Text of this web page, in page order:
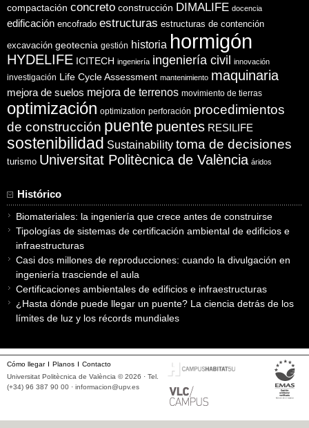
compactación concreto construcción DIMALIFE docencia
edificación encofrado estructuras estructuras de contención
excavación geotecnia gestión historia hormigón
HYDELIFE ICITECH ingeniería ingeniería civil innovación
investigación Life Cycle Assessment mantenimiento maquinaria
mejora de suelos mejora de terrenos movimiento de tierras
optimización optimization perforación procedimientos
de construcción puente puentes RESILIFE
sostenibilidad Sustainability toma de decisiones
turismo Universitat Politècnica de València áridos
Histórico
Biomateriales: la ingeniería que crece antes de construirse
Tipologías de sistemas de certificación ambiental de edificios e
infraestructuras
Casi dos millones de reproducciones: cuando la divulgación en
ingeniería trasciende el aula
Certificaciones ambientales de edificios e infraestructuras
¿Hasta dónde puede llegar un puente? La ciencia detrás de los
límites de luz y los récords mundiales
Cómo llegar Planos
Contacto
Universitat Politècnica de València © 2026 · Tel.
(+34) 96 387 90 00 · informacion@upv.es